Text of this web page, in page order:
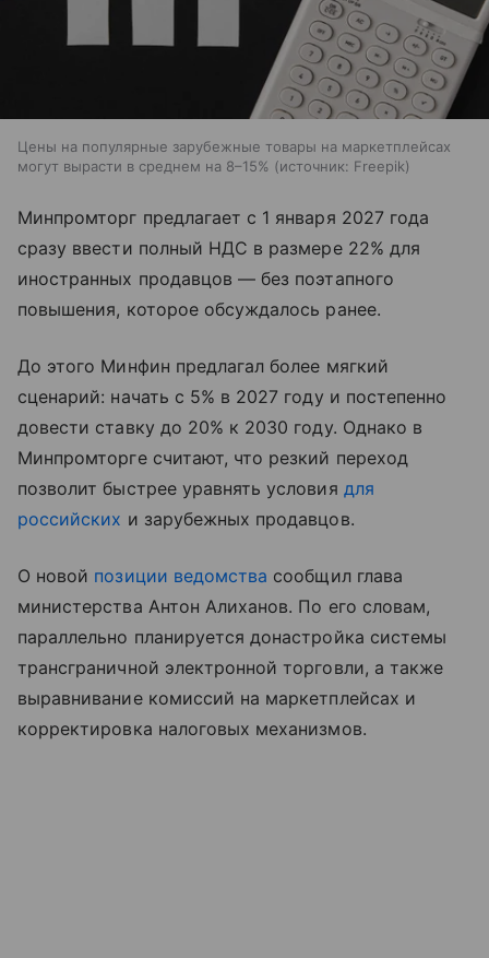
Цены на популярные зарубежные товары на маркетплейсах
могут вырасти в среднем на 8–15%
источник: Freepik
Минпромторг предлагает с 1 января 2027 года
сразу ввести полный НДС в размере 22% для
иностранных продавцов — без поэтапного
повышения, которое обсуждалось ранее.
До этого Минфин предлагал более мягкий
сценарий: начать с 5% в 2027 году и постепенно
довести ставку до 20% к 2030 году. Однако в
Минпромторге считают, что резкий переход
позволит быстрее уравнять условия для
российских и зарубежных продавцов.
О новой позиции ведомства сообщил глава
министерства Антон Алиханов. По его словам,
параллельно планируется донастройка системы
трансграничной электронной торговли, а также
выравнивание комиссий на маркетплейсах и
корректировка налоговых механизмов.